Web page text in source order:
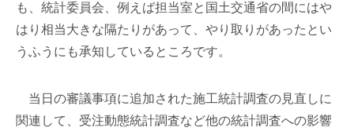
も、統計委員会、例えば担当室と国土交通省の間にはや
はり相当大きな隔たりがあって、やり取りがあったとい
うふうにも承知しているところです。
当日の審議事項に追加された施工統計調査の見直しに
関連して、受注動態統計調査など他の統計調査への影響